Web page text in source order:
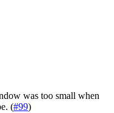
was too small when
(#99)